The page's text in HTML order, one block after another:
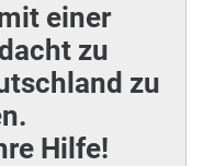
einer
zu
zu
Hilfe!